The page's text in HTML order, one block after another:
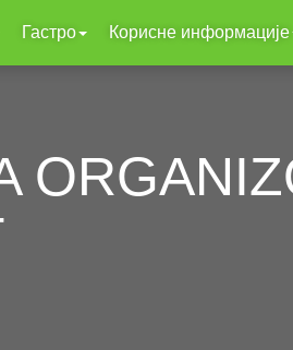
Гастро Корисне информације